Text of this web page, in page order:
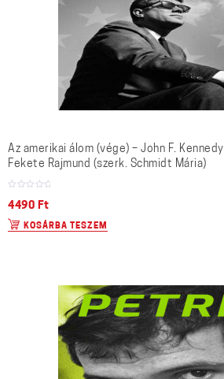
Az amerikai álom (vége) – John F. Kennedy
Fekete Rajmund (szerk. Schmidt Mária)
4490 Ft
KOSÁRBA TESZEM